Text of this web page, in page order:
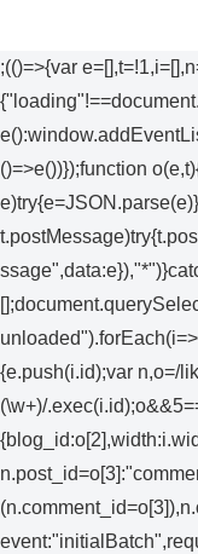
;(()=>{var
()=>e())});function
{e.push(i.id);var n,o=/
(\w+)/